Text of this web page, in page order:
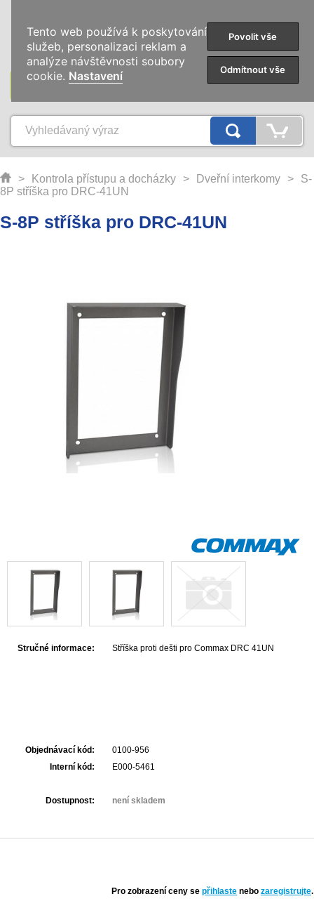
KATEGORIE
> Kontrola přístupu a docházky > Dveřní interkomy >
S-
8P stříška pro DRC-41UN
S-8P stříška pro DRC-41UN
Stručné informace: Stříška proti dešti pro Commax DRC 41UN
Objednávací kód:
0100-956
Interní kód:
E000-5461
Dostupnost: není skladem
Pro zobrazení ceny se přihlaste nebo zaregistrujte.
Tento web používá k poskytování
služeb, personalizaci reklam a
analýze návštěvnosti soubory
cookie. Nastavení
Povolit vše
Odmítnout vše